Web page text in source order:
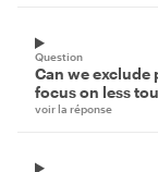
Question
Can we exclude
focus on less
voir la réponse